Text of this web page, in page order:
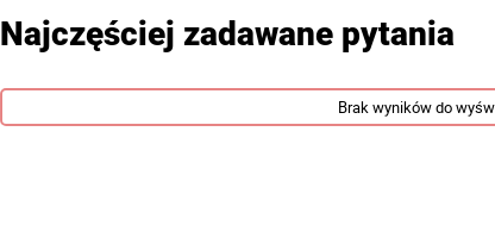
Najczęściej zadawane pytania
Brak wyników do